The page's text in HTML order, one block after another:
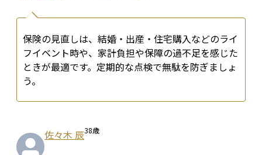
保険の見直しは、結婚・出産・住宅購入などのライ
フイベント時や、家計負担や保障の過不足を感じた
ときが最適です。定期的な点検で無駄を防ぎましょ
う。
佐々木 辰38歳